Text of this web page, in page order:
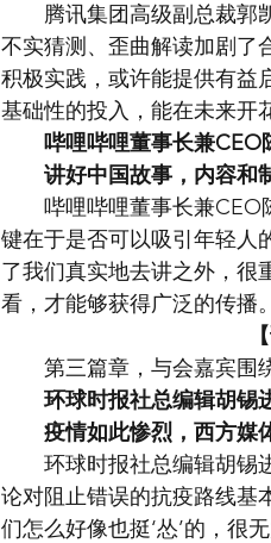
腾讯集团高级副总裁郭凯
不实猜测、歪曲解读加剧了
积极实践，或许能提供有益
基础性的投入，能在未来开
哔哩哔哩董事长兼CEO
讲好中国故事，内容和
哔哩哔哩董事长兼CEO
键在于是否可以吸引年轻人
了我们真实地去讲之外，很
看，才能够获得广泛的传播。
第三篇章，与会嘉宾围绕
环球时报社总编辑胡锡
疫情如此惨烈，西方媒
环球时报社总编辑胡锡进
论对阻止错误的抗疫路线基
们怎么好像也挺‘怂’的，很